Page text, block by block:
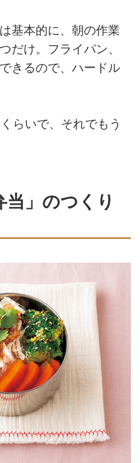
基本的に、朝の作業
だけ。フライパン、
きるので、ハードル
らいで、それでもう
当」のつくり